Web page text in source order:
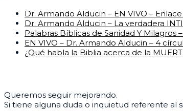
Dr. Armando Alducin – EN VIVO – Enlace
Dr. Armando Alducin – La verdadera
Palabras Bíblicas de Sanidad Y Milagros
EN VIVO – Dr. Armando Alducin – 4
¿Qué habla la Biblia acerca de la
Queremos seguir mejorando.
Si tiene alguna duda o inquietud referente al